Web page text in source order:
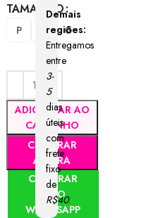
TAMANHO
P M G
ADICIONAR AO
CARRINHO
COMPRAR
AGORA
COMPRAR
PELO
WHATSAPP
Demais
regiões:
Entregamos
entre
3-
5
dias
úteis
com
frete
fixo
de
R$40.